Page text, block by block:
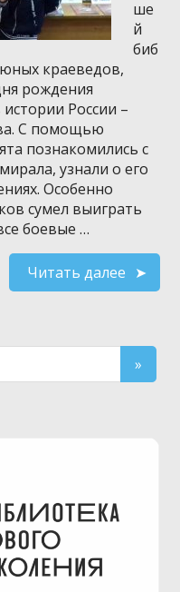
ше
й
биб
юных краеведов,
рождения
России –
С помощью
познакомились с
узнали о его
Особенно
сумел выиграть
боевые …
Читать далее